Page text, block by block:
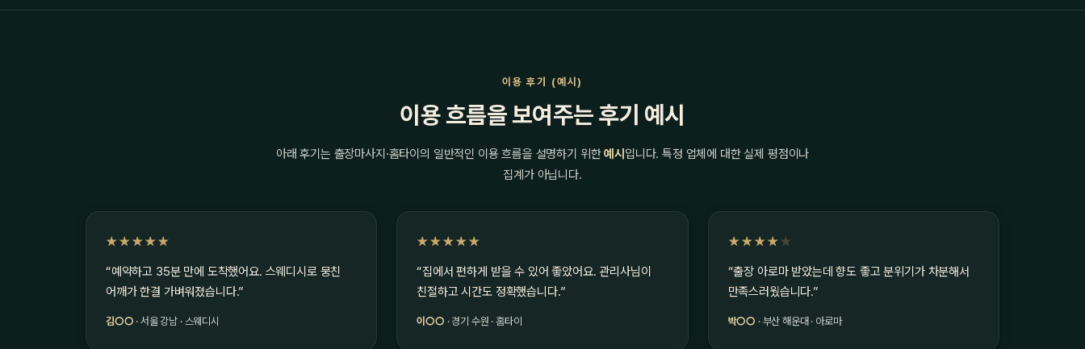
이용 후기 (예시)
이용 흐름을 보여주는 후기 예시
아래 후기는 출장마사지·홈타이의 일반적인 이용 흐름을 설명하기 위한예시 입니다. 특정 업체에 대한 실제 평점이나
집계가 아닙니다.
★★★★★
“예약하고 35분 만에 도착했어요. 스웨디시로 뭉친
어깨가 한결 가벼워졌습니다.”
김○○ · 서울 강남 · 스웨디시
★★★★★
“집에서 편하게 받을 수 있어 좋았어요. 관리사님이
친절하고 시간도 정확했습니다.”
이○○ · 경기 수원 · 홈타이
★★★★ ★
“출장 아로마 받았는데 향도 좋고 분위기가 차분해서
만족스러웠습니다.”
박○○ · 부산 해운대 · 아로마